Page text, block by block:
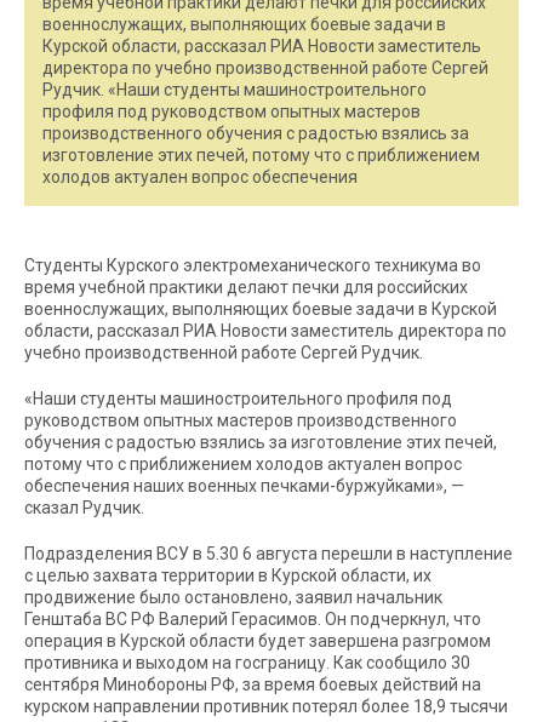
военнослужащих, выполняющих боевые задачи в
Курской области, рассказал РИА Новости заместитель
директора по учебно производственной работе Сергей
Рудчик. «Наши студенты машиностроительного
профиля под руководством опытных мастеров
производственного обучения с радостью взялись за
изготовление этих печей, потому что с приближением
холодов актуален вопрос обеспечения
Студенты Курского электромеханического техникума во
время учебной практики делают печки для российских
военнослужащих, выполняющих боевые задачи в Курской
области, рассказал РИА Новости заместитель директора по
учебно производственной работе Сергей Рудчик.
«Наши студенты машиностроительного профиля под
руководством опытных мастеров производственного
обучения с радостью взялись за изготовление этих печей,
потому что с приближением холодов актуален вопрос
обеспечения наших военных печками-буржуйками», —
сказал Рудчик.
Подразделения ВСУ в 5.30 6 августа перешли в наступление
с целью захвата территории в Курской области, их
продвижение было остановлено, заявил начальник
Генштаба ВС РФ Валерий Герасимов. Он подчеркнул, что
операция в Курской области будет завершена разгромом
противника и выходом на госграницу. Как сообщило 30
сентября Минобороны РФ, за время боевых действий на
курском направлении противник потерял более 18,9 тысячи